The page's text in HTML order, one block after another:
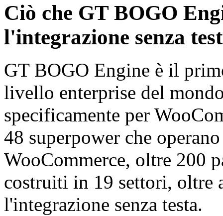
Ciò che GT BOGO
l'integrazione senza
GT BOGO Engine è il
livello enterprise del
specificamente per
48 superpower che
WooCommerce, oltre 200
costruiti in 19 settori, oltre
l'integrazione senza testa.